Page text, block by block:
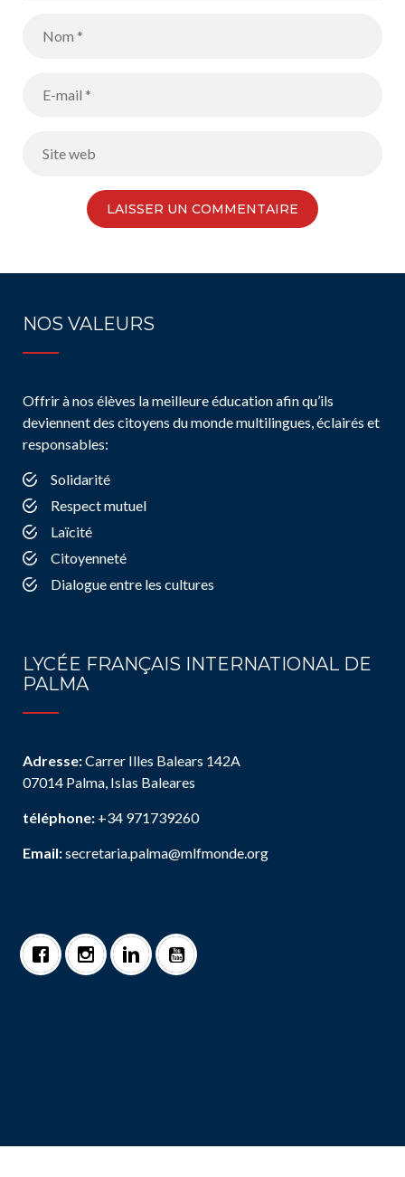
NOS VALEURS
Offrir à nos élèves la meilleure éducation afin qu’ils
deviennent des citoyens du monde multilingues, éclairés et
responsables:
Solidarité
Respect mutuel
Laïcité
Citoyenneté
Dialogue entre les cultures
LYCÉE FRANÇAIS INTERNATIONAL DE
PALMA
Adresse:Carrer Illes Balears 142A
07014 Palma, Islas Baleares
téléphone: +34 971739260
Email:secretaria.palma@mlfmonde.org